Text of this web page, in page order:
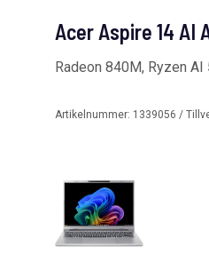
Acer Aspire 14 AI
Radeon 840M, Ryzen AI
Artikelnummer: 1339056 /